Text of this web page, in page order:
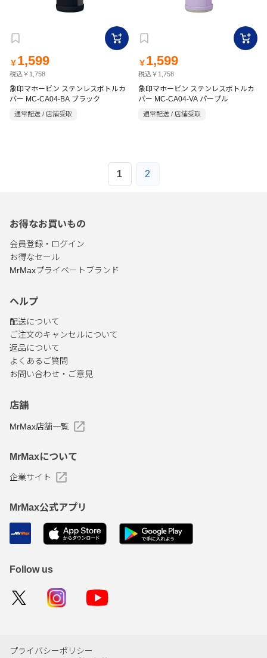
￥ 1,599
税込￥1,758
象印マホービン ステンレスボトルカ
バー MC-CA04-BA ブラック
通常配送 / 店舗受取
￥ 1,599
税込￥1,758
象印マホービン ステンレスボトルカ
バー MC-CA04-VA パープル
通常配送 / 店舗受取
1 2
お得なお買いもの
会員登録・ログイン
お得なセール
MrMaxプライベートブランド
ヘルプ
配送について
ご注文のキャンセルについて
返品について
よくあるご質問
お問い合わせ・ご意見
店舗
MrMax店舗一覧
MrMaxについて
企業サイト
MrMax公式アプリ
Follow us
プライバシーポリシー